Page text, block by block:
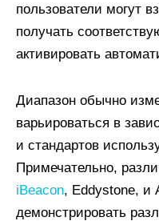
пользователи могут
получать
активировать
Диапазон обычно
варьироваться в
и стандартов
Примечательно,
iBeacon, Eddystone, и
демонстрировать